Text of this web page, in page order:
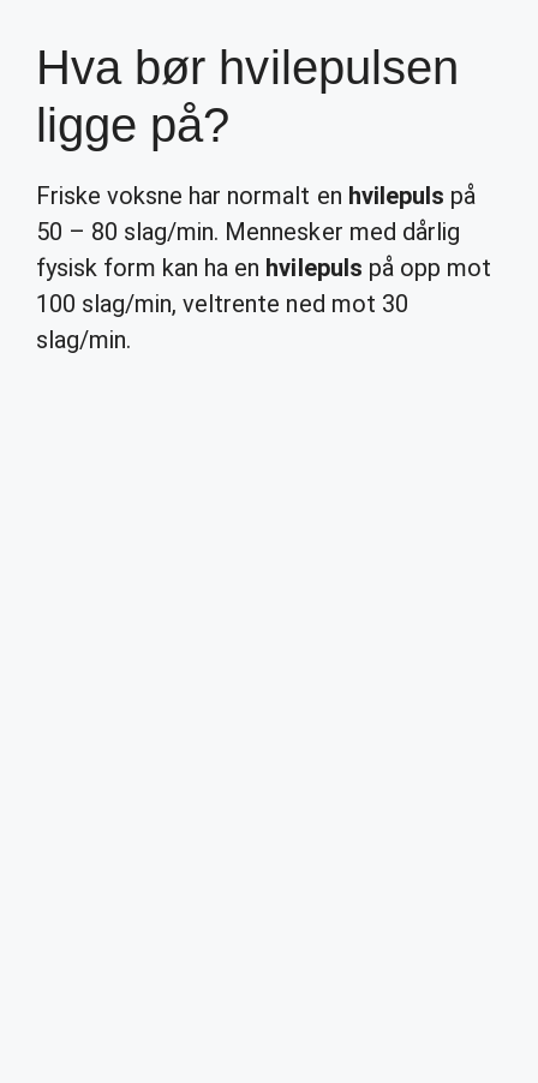
Hva bør hvilepulsen
ligge på?
Friske voksne har normalt en hvilepuls på
50 – 80 slag/min. Mennesker med dårlig
fysisk form kan ha en hvilepuls på opp mot
100 slag/min, veltrente ned mot 30
slag/min.